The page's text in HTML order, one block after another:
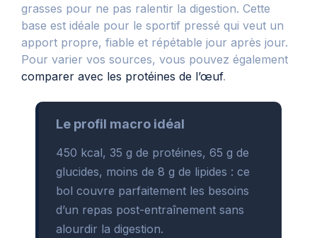
grasses pour ne pas ralentir la digestion. Cette
base est idéale pour le sportif pressé qui veut un
apport propre, fiable et répétable jour après jour.
Pour varier vos sources, vous pouvez également
comparer avec les protéines de l’œuf.
Le profil macro idéal
450 kcal, 35 g de protéines, 65 g de
glucides, moins de 8 g de lipides : ce
bol couvre parfaitement les besoins
d’un repas post-entraînement sans
alourdir la digestion.